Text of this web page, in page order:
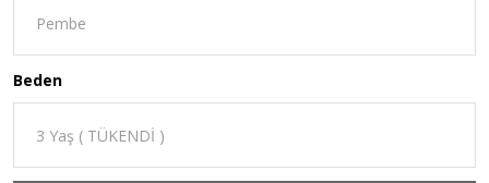
Beden